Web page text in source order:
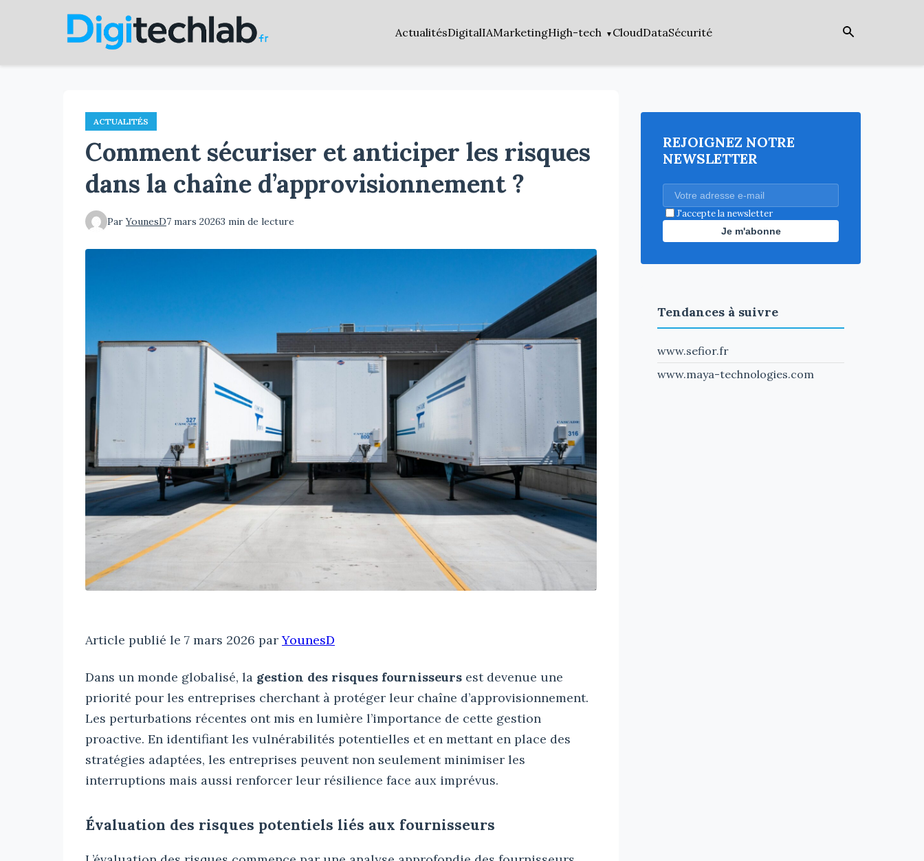
ActualitésDigitalIAMarketingHigh-tech CloudDataSécurité
ACTUALITÉS
Comment sécuriser et anticiper les risques
dans la chaîne d’approvisionnement ?
ParYounesD7 mars 20263 min de lecture
Article publié le 7 mars 2026 parYounesD
Dans un monde globalisé, la gestion des risques fournisseurs est devenue une
priorité pour les entreprises cherchant à protéger leur chaîne d’approvisionnement.
Les perturbations récentes ont mis en lumière l’importance de cette gestion
proactive. En identifiant les vulnérabilités potentielles et en mettant en place des
stratégies adaptées, les entreprises peuvent non seulement minimiser les
interruptions mais aussi renforcer leur résilience face aux imprévus.
Évaluation des risques potentiels liés aux fournisseurs
REJOIGNEZ NOTRE
NEWSLETTER
J'accepte la newsletter
Je m'abonne
Tendances à suivre
www.sefior.fr
www.maya-technologies.com